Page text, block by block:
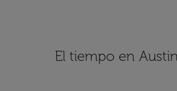
El tiempo en